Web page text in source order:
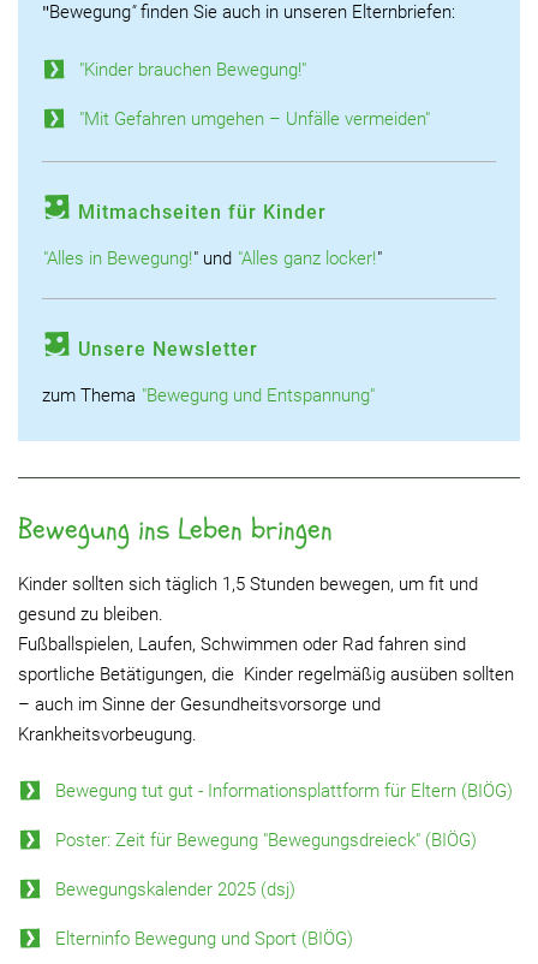
"Bewegung"finden Sie auch in unseren Elternbriefen:
"Kinder brauchen Bewegung!"
"Mit Gefahren umgehen – Unfälle vermeiden"
Mitmachseiten für Kinder
"Alles in Bewegung!" und "Alles ganz locker!"
Unsere Newsletter
zum Thema "Bewegung und Entspannung"
Bewegung ins Leben bringen
Kinder sollten sich täglich 1,5 Stunden bewegen, um fit und
gesund zu bleiben.
Fußballspielen, Laufen, Schwimmen oder Rad fahren sind
sportliche Betätigungen, die Kinder regelmäßig ausüben sollten
– auch im Sinne der Gesundheitsvorsorge und
Krankheitsvorbeugung.
Bewegung tut gut - Informationsplattform für Eltern (BIÖG)
Poster: Zeit für Bewegung "Bewegungsdreieck" (BIÖG)
Bewegungskalender 2025 (dsj)
Elterninfo Bewegung und Sport (BIÖG)